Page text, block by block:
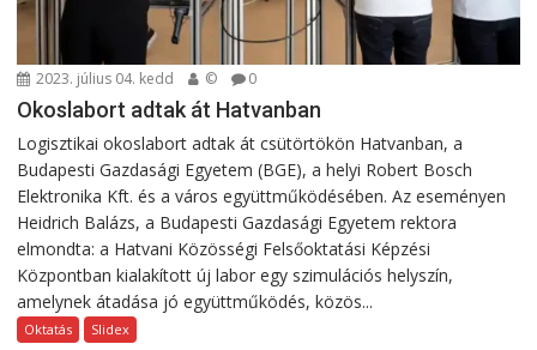
2023. július 04. kedd © 0
Okoslabort adtak át Hatvanban
Logisztikai okoslabort adtak át csütörtökön Hatvanban, a
Budapesti Gazdasági Egyetem (BGE), a helyi Robert Bosch
Elektronika Kft. és a város együttműködésében. Az eseményen
Heidrich Balázs, a Budapesti Gazdasági Egyetem rektora
elmondta: a Hatvani Közösségi Felsőoktatási Képzési
Központban kialakított új labor egy szimulációs helyszín,
amelynek átadása jó együttműködés, közös...
Oktatás Slidex